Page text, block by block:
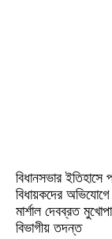
বিধানসভার ইতিহাসে
বিধায়কদের অভিযোগে
মার্শাল দেবব্রত
বিভাগীয় তদন্ত